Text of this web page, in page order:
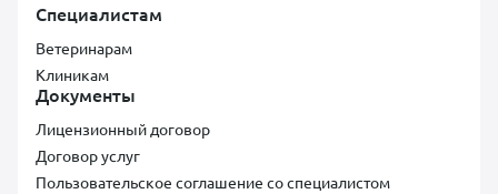
Специалистам
Ветеринарам
Клиникам
Документы
Лицензионный договор
Договор услуг
Пользовательское соглашение со специалистом